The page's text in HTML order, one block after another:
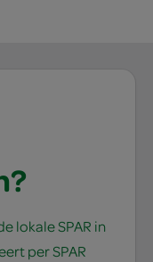
lokale SPAR in
per SPAR